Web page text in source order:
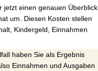
jetzt einen genauen Überblick
um. Diesen Kosten stellen
Kindergeld, Einnahmen
haben Sie als Ergebnis
Einnahmen und Ausgaben